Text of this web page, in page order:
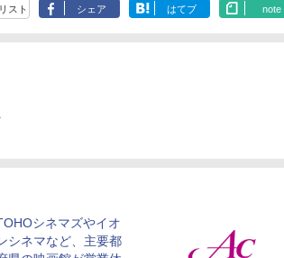
リスト シェア はてブ note
シネマズやイオ
シネマなど、主要都